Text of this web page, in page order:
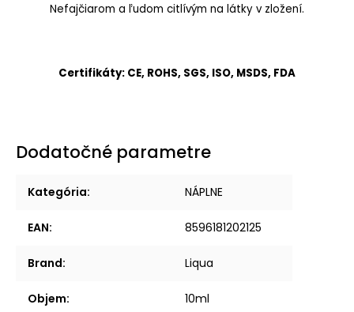
Nefajčiarom a ľudom citlívým na látky v zložení.
Certifikáty: CE, ROHS, SGS, ISO, MSDS, FDA
Dodatočné parametre
Kategória: NÁPLNE
EAN: 8596181202125
Brand: Liqua
Objem: 10ml